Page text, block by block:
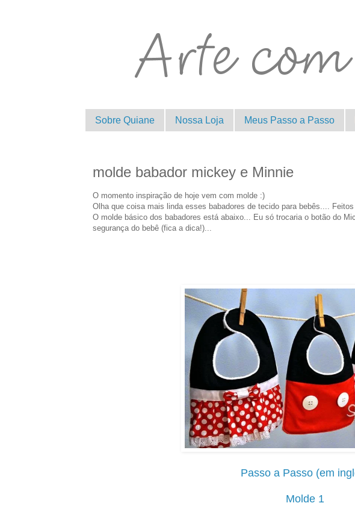
Sobre Quiane Nossa Loja Meus Passo a Passo
molde babador mickey e Minnie
O momento inspiração de hoje vem com molde :)
Olha que coisa mais linda esses babadores de tecido para bebês....
O molde básico dos babadores está abaixo... Eu só trocaria o botão do
segurança do bebê (fica a dica!)...
Passo a Passo (em
Molde 1